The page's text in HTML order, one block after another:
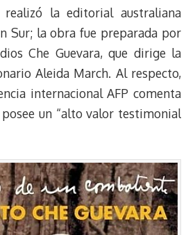
t
A
p
p
e
o
o
k
t
d
o
n
e
k
y
e
r
a
m
t
r
e
s
t
la editorial australiana
Sur; la obra fue preparada por
Che Guevara, que dirige la
Aleida March. Al respecto,
internacional AFP comenta
un “alto valor testimonial